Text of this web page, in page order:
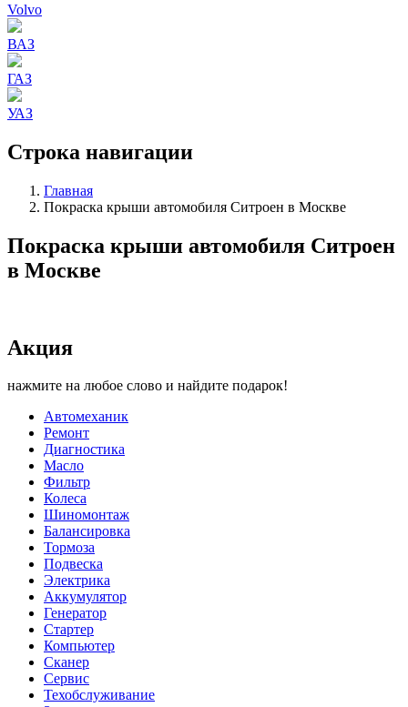
Volvo
ВАЗ
ГАЗ
УАЗ
Строка навигации
Главная
Покраска крыши автомобиля Ситроен в Москве
Покраска крыши автомобиля Ситроен
в Москве
Акция
нажмите на любое слово и найдите подарок!
Автомеханик
Ремонт
Диагностика
Масло
Фильтр
Колеса
Шиномонтаж
Балансировка
Тормоза
Подвеска
Электрика
Аккумулятор
Генератор
Стартер
Компьютер
Сканер
Сервис
Техобслуживание